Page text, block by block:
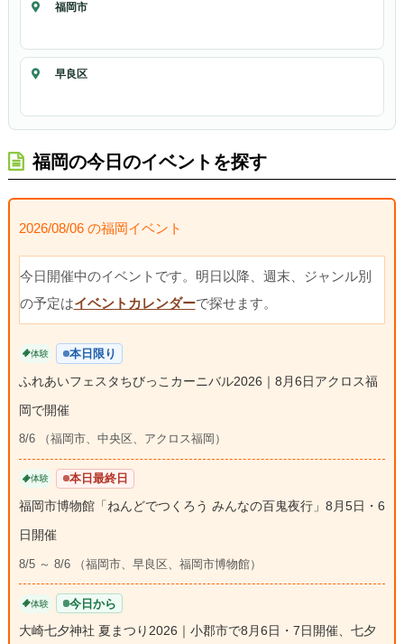
福岡市
早良区
福岡の今日のイベントを探す
2026/08/06 の福岡イベント
今日開催中のイベントです。明日以降、週末、ジャンル別
の予定はイベントカレンダーで探せます。
体験 本日限り
ふれあいフェスタちびっこカーニバル2026｜8月6日アクロス福
岡で開催
8/6 （福岡市、中央区、アクロス福岡）
体験 本日最終日
福岡市博物館「ねんどでつくろう みんなの百鬼夜行」8月5日・6
日開催
8/5 ～ 8/6 （福岡市、早良区、福岡市博物館）
体験 今日から
大崎七夕神社 夏まつり2026｜小郡市で8月6日・7日開催、七夕